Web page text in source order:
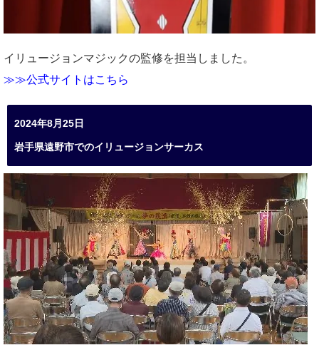
イリュージョンマジックの監修を担当しました。
≫≫公式サイトはこちら
2024年8月25日
岩手県遠野市でのイリュージョンサーカス